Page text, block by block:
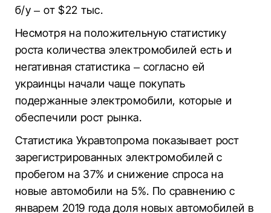
б/у – от $22 тыс.
Несмотря на положительную статистику
роста количества электромобилей есть и
негативная статистика – согласно ей
украинцы начали чаще покупать
подержанные электромобили, которые и
обеспечили рост рынка.
Статистика Укравтопрома показывает рост
зарегистрированных электромобилей с
пробегом на 37% и снижение спроса на
новые автомобили на 5%. По сравнению с
январем 2019 года доля новых автомобилей в